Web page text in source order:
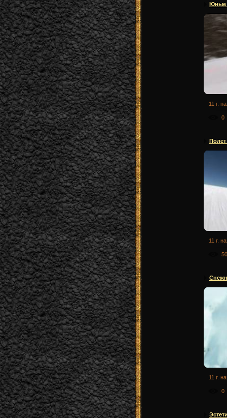
Юные
11 г.
0
11 г.
50
11 г.
0